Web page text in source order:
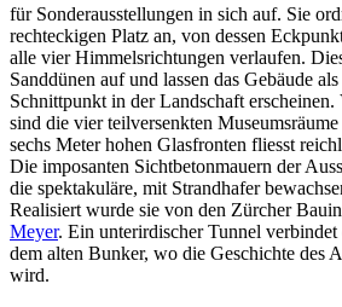
für Sonderausstellungen in sich auf. Sie
rechteckigen Platz an, von dessen
alle vier Himmelsrichtungen verlaufen.
Sanddünen auf und lassen das Gebäude
Schnittpunkt in der Landschaft erscheinen.
sind die vier teilversenkten
sechs Meter hohen Glasfronten fliesst
Die imposanten Sichtbetonmauern der
die spektakuläre, mit Strandhafer
Realisiert wurde sie von den Zürcher
Meyer. Ein unterirdischer Tunnel
dem alten Bunker, wo die Geschichte des
wird.